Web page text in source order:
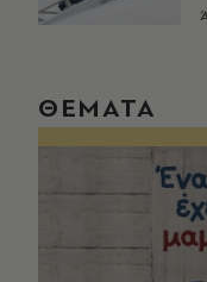
ΘΕΜΑΤΑ